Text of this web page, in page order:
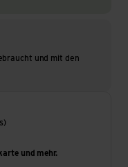
und mit den
und mehr.